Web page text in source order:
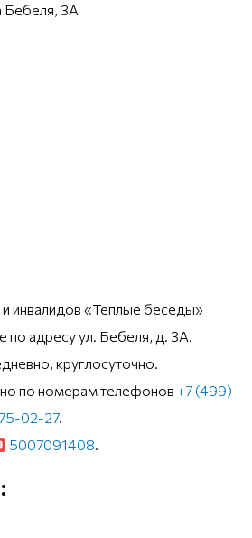
Бебеля, 3А
инвалидов «Теплые беседы»
по адресу ул. Бебеля, д. 3А.
круглосуточно.
по номерам телефонов +7 (499)
02-27.
5007091408